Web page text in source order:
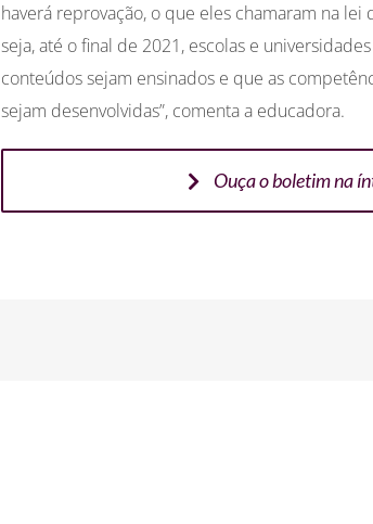
haverá reprovação, o que eles chamaram na lei
seja, até o final de 2021, escolas e
conteúdos sejam ensinados e que as
sejam desenvolvidas”, comenta a educadora.
Ouça o boletim na